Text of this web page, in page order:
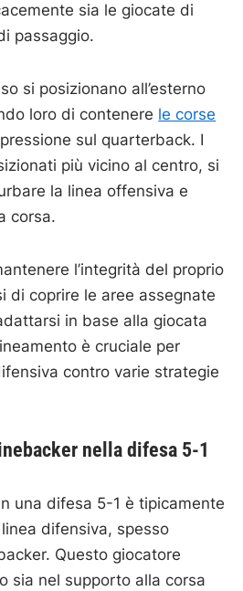
sia le giocate di
passaggio.
si posizionano all’esterno
loro di contenere le corse
sul quarterback. I
più vicino al centro, si
la linea offensiva e
corsa.
l’integrità del proprio
di coprire le aree assegnate
in base alla giocata
è cruciale per
contro varie strategie
nella difesa 5-1
una difesa 5-1 è tipicamente
difensiva, spesso
Questo giocatore
sia nel supporto alla corsa